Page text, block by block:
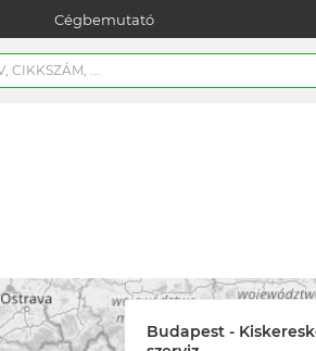
Cégbemutató
Budapest -